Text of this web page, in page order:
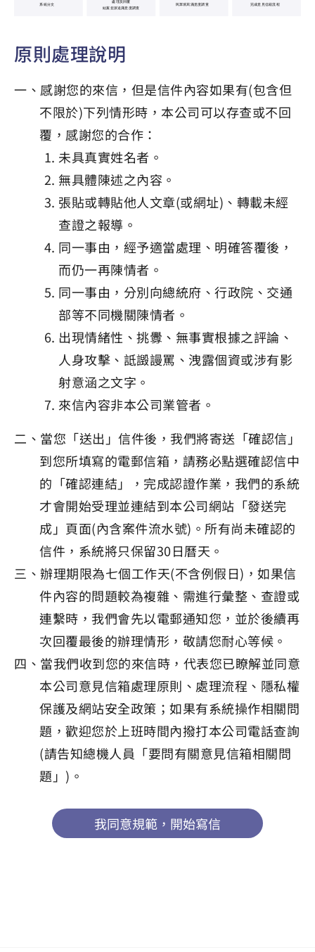
原則處理說明
一、感謝您的來信，但是信件內容如果有(包含但
不限於)下列情形時，本公司可以存查或不回
覆，感謝您的合作：
未具真實姓名者。
無具體陳述之內容。
張貼或轉貼他人文章(或網址)、轉載未經
查證之報導。
同一事由，經予適當處理、明確答覆後，
而仍一再陳情者。
同一事由，分別向總統府、行政院、交通
部等不同機關陳情者。
出現情緒性、挑釁、無事實根據之評論、
人身攻擊、詆譭謾罵、洩露個資或涉有影
射意涵之文字。
來信內容非本公司業管者。
二、當您「送出」信件後，我們將寄送「確認信」
到您所填寫的電郵信箱，請務必點選確認信中
的「確認連結」，完成認證作業，我們的系統
才會開始受理並連結到本公司網站「發送完
成」頁面(內含案件流水號)。所有尚未確認的
信件，系統將只保留30日曆天。
三、辦理期限為七個工作天(不含例假日)，如果信
件內容的問題較為複雜、需進行彙整、查證或
連繫時，我們會先以電郵通知您，並於後續再
次回覆最後的辦理情形，敬請您耐心等候。
四、當我們收到您的來信時，代表您已瞭解並同意
本公司意見信箱處理原則、處理流程、隱私權
保護及網站安全政策；如果有系統操作相關問
題，歡迎您於上班時間內撥打本公司電話查詢
(請告知總機人員「要問有關意見信箱相關問
題」)。
我同意規範，開始寫信